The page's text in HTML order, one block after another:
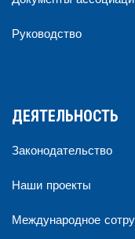
Руководство
ДЕЯТЕЛЬНОСТЬ
Законодательство
Наши проекты
Международное